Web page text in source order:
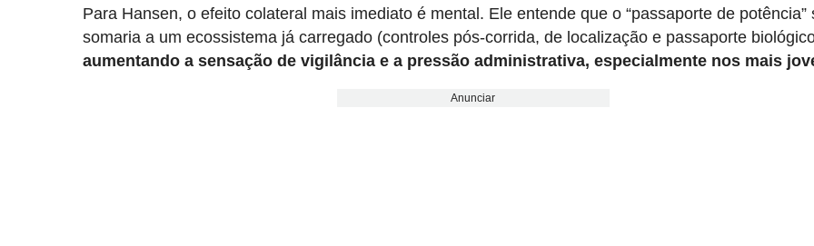
Para Hansen, o efeito colateral mais imediato é mental. Ele entende que o “passaporte de potência”
somaria a um ecossistema já carregado (controles pós-corrida, de localização e passaporte
aumentando a sensação de vigilância e a pressão administrativa, especialmente nos mais
Anunciar